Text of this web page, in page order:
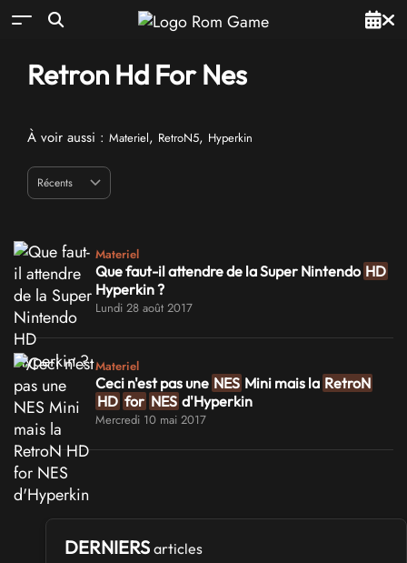
Retron Hd For Nes
À voir aussi : Materiel, RetroN5, Hyperkin
Materiel
Que faut-il attendre de la Super Nintendo HD
Hyperkin ?
Lundi 28 août 2017
Materiel
Ceci n'est pas une NES Mini mais la RetroN
HD for NES d'Hyperkin
Mercredi 10 mai 2017
DERNIERS articles